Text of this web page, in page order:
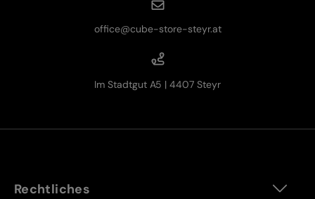
office@cube-store-steyr.at
Im Stadtgut A5 | 4407 Steyr
Rechtliches